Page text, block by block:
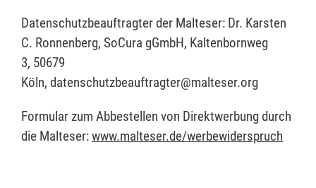
Datenschutzbeauftragter der Malteser: Dr. Karsten
C. Ronnenberg, SoCura gGmbH, Kaltenbornweg
3, 50679
Köln, datenschutzbeauftragter@malteser.org
Formular zum Abbestellen von Direktwerbung durch
die Malteser:www.malteser.de/werbewiderspruch